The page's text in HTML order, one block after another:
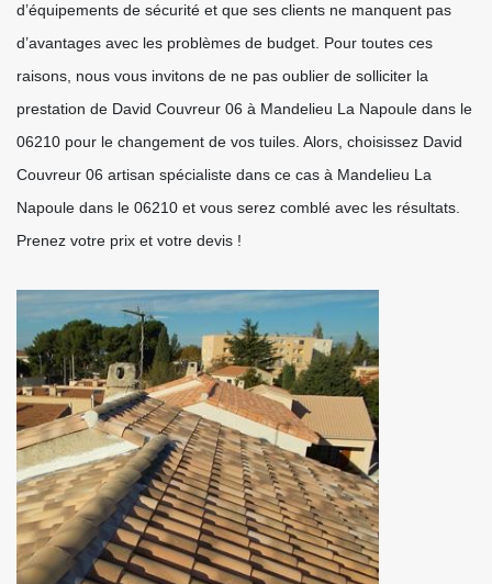
d’équipements de sécurité et que ses clients ne manquent pas
d’avantages avec les problèmes de budget. Pour toutes ces
raisons, nous vous invitons de ne pas oublier de solliciter la
prestation de David Couvreur 06 à Mandelieu La Napoule dans le
06210 pour le changement de vos tuiles. Alors, choisissez David
Couvreur 06 artisan spécialiste dans ce cas à Mandelieu La
Napoule dans le 06210 et vous serez comblé avec les résultats.
Prenez votre prix et votre devis !